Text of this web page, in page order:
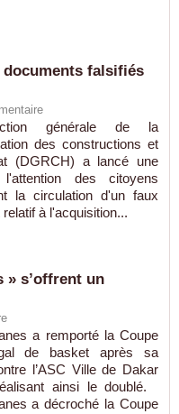
documents falsifiés
générale de la
des constructions et
(DGRCH) a lancé une
des citoyens
la circulation d'un faux
à l'acquisition...
» s’offrent un
a remporté la Coupe
de basket après sa
l’ASC Ville de Dakar
ainsi le doublé.
a décroché la Coupe